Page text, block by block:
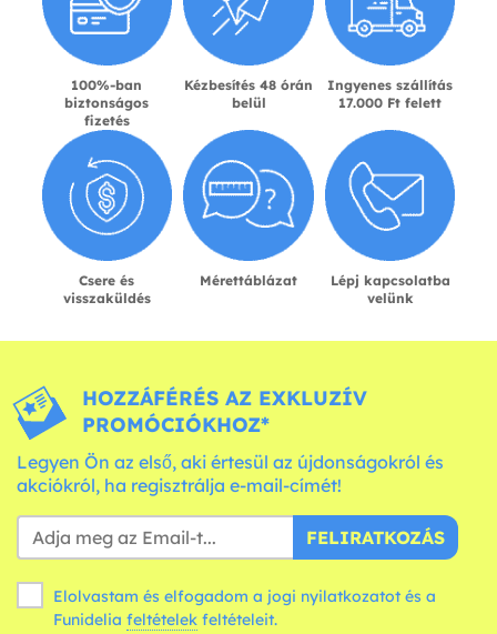
100%-ban
biztonságos
fizetés
Kézbesítés 48 órán
belül
Ingyenes szállítás
17.000 Ft felett
Csere és
visszaküldés
Mérettáblázat
Lépj kapcsolatba
velünk
HOZZÁFÉRÉS AZ EXKLUZÍV
PROMÓCIÓKHOZ*
Legyen Ön az első, aki értesül az újdonságokról és
akciókról, ha regisztrálja e-mail-címét!
FELIRATKOZÁS
Elolvastam és elfogadom a jogi nyilatkozatot és a
Funidelia feltételek feltételeit.